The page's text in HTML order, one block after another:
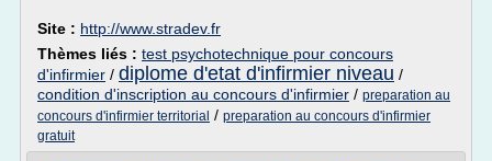
Site : http://www.stradev.fr
Thèmes liés : test psychotechnique pour concours
d'infirmier / diplome d'etat d'infirmier niveau /
condition d'inscription au concours d'infirmier / preparation au
concours d'infirmier territorial / preparation au concours d'infirmier
gratuit